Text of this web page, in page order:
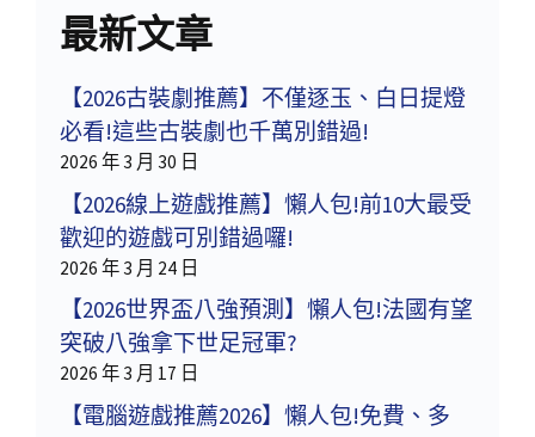
最新文章
【2026古裝劇推薦】不僅逐玉、白日提燈
必看!這些古裝劇也千萬別錯過!
2026 年 3 月 30 日
【2026線上遊戲推薦】懶人包!前10大最受
歡迎的遊戲可別錯過囉!
2026 年 3 月 24 日
【2026世界盃八強預測】懶人包!法國有望
突破八強拿下世足冠軍?
2026 年 3 月 17 日
【電腦遊戲推薦2026】懶人包!免費、多